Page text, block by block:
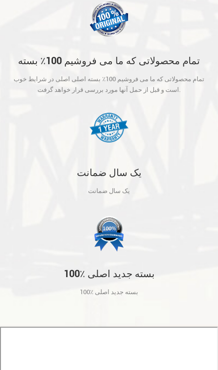
تمام محصولاتی که ما می فروشیم 100٪ بسته
آنها مورد بررسی قرار خواهد گرفت.
تمام محصولاتی که ما می فروشیم 100٪ بسته اصلی اصلی در شرایط خوب
یک سال ضمانت
یک سال ضمانت
100٪ بسته جدید اصلی
100٪ بسته جدید اصلی